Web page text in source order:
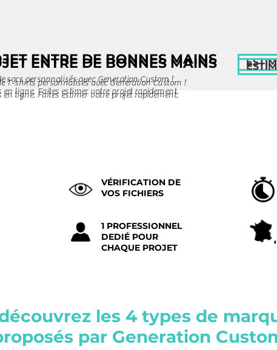
VÉRIFICATION DE
VOS FICHIERS
1 PROFESSIONNEL
DEDIÉ POUR
CHAQUE PROJET
les 4 types de
par Generation
ENTRE DE BONNES MAINS
sacs personnalisés avec Generation Custom !
en ligne. Faites estimer votre projet rapidement.
ENTRE DE BONNES MAINS
T-shirts personnalisés avec Generation Custom !
en ligne. Faites estimer votre projet rapidement.